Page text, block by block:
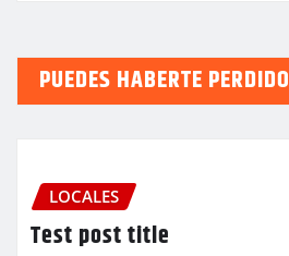
PUEDES HABERTE PERDIDO
LOCALES
Test post title